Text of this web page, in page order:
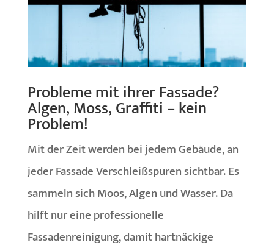
Probleme mit ihrer Fassade?
Algen, Moss, Graffiti – kein
Problem!
Mit der Zeit werden bei jedem Gebäude, an
jeder Fassade Verschleißspuren sichtbar. Es
sammeln sich Moos, Algen und Wasser. Da
hilft nur eine professionelle
Fassadenreinigung, damit hartnäckige